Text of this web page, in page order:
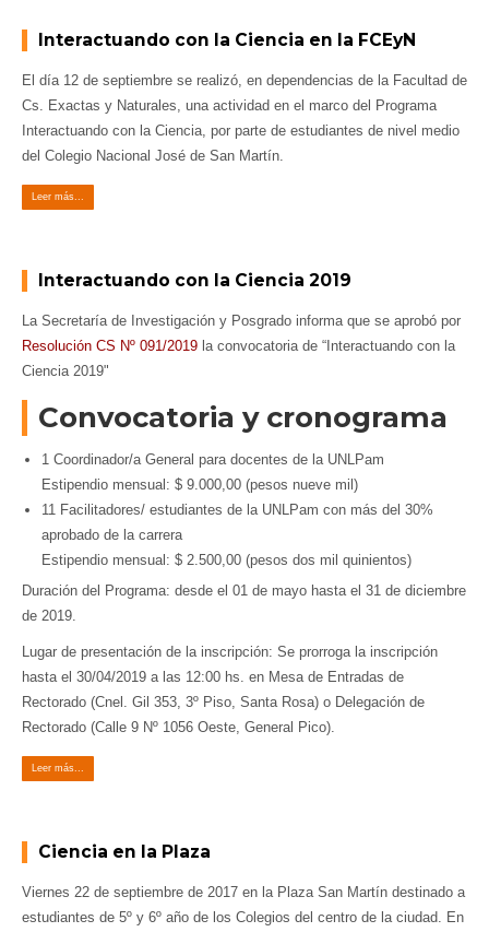
Interactuando con la Ciencia en la FCEyN
El día 12 de septiembre se realizó, en dependencias de la Facultad de
Cs. Exactas y Naturales, una actividad en el marco del Programa
Interactuando con la Ciencia, por parte de estudiantes de nivel medio
del Colegio Nacional José de San Martín.
Leer más...
Interactuando con la Ciencia 2019
La Secretaría de Investigación y Posgrado informa que se aprobó por
Resolución CS Nº 091/2019 la convocatoria de “Interactuando con la
Ciencia 2019"
Convocatoria y cronograma
1 Coordinador/a General para docentes de la UNLPam
Estipendio mensual: $ 9.000,00 (pesos nueve mil)
11 Facilitadores/ estudiantes de la UNLPam con más del 30%
aprobado de la carrera
Estipendio mensual: $ 2.500,00 (pesos dos mil quinientos)
Duración del Programa: desde el 01 de mayo hasta el 31 de diciembre
de 2019.
Lugar de presentación de la inscripción: Se prorroga la inscripción
hasta el 30/04/2019 a las 12:00 hs. en Mesa de Entradas de
Rectorado (Cnel. Gil 353, 3º Piso, Santa Rosa) o Delegación de
Rectorado (Calle 9 Nº 1056 Oeste, General Pico).
Leer más...
Ciencia en la Plaza
Viernes 22 de septiembre de 2017 en la Plaza San Martín destinado a
estudiantes de 5º y 6º año de los Colegios del centro de la ciudad. En